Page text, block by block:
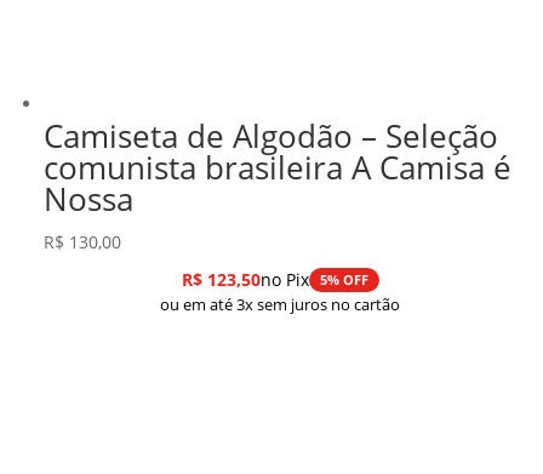
Camiseta de Algodão – Seleção
comunista brasileira A Camisa é
Nossa
R$ 130,00
R$123,50no Pix 5% OFF
ou em até 3x sem juros no cartão